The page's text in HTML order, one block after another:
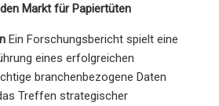
Markt für Papiertüten
Ein Forschungsbericht spielt eine
eines erfolgreichen
branchenbezogene Daten
Treffen strategischer